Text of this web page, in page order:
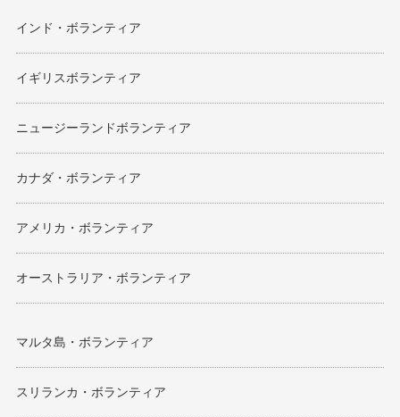
インド・ボランティア
イギリスボランティア
ニュージーランドボランティア
カナダ・ボランティア
アメリカ・ボランティア
オーストラリア・ボランティア
マルタ島・ボランティア
スリランカ・ボランティア